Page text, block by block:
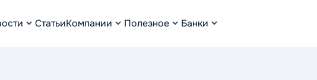
СтатьиКомпании Полезное Банки